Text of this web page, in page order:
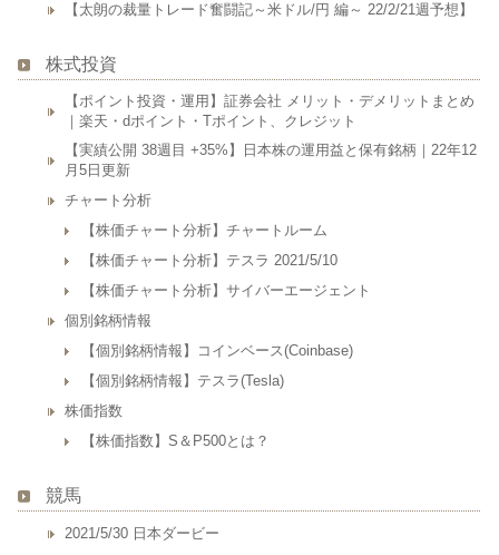
【太朗の裁量トレード奮闘記～米ドル/円 編～ 22/2/21週予想】
株式投資
【ポイント投資・運用】証券会社 メリット・デメリットまとめ
｜楽天・dポイント・Tポイント、クレジット
【実績公開 38週目 +35%】日本株の運用益と保有銘柄｜22年12
月5日更新
チャート分析
【株価チャート分析】チャートルーム
【株価チャート分析】テスラ 2021/5/10
【株価チャート分析】サイバーエージェント
個別銘柄情報
【個別銘柄情報】コインベース(Coinbase)
【個別銘柄情報】テスラ(Tesla)
株価指数
【株価指数】S＆P500とは？
競馬
2021/5/30 日本ダービー